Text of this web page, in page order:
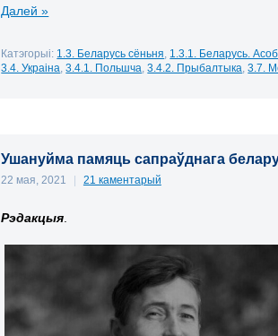
Далей »
Катэгорыі: 1.3. Беларусь сёньня 1.3.1. Беларусь.
3.4. Украіна ,3.4.1. Польшча ,3.4.2. Прыбалтыка ,3.7.
Ушануйма памяць сапраўднага
22 мая, 2021 | 21 каментарый
Рэдакцыя